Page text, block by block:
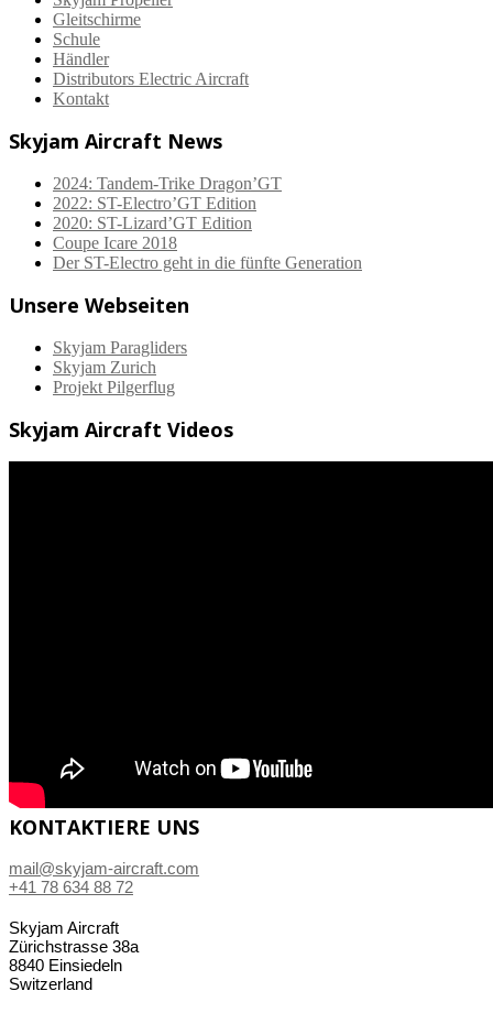
Gleitschirme
Schule
Händler
Distributors Electric Aircraft
Kontakt
Skyjam Aircraft News
2024: Tandem-Trike Dragon’GT
2022: ST-Electro’GT Edition
2020: ST-Lizard’GT Edition
Coupe Icare 2018
Der ST-Electro geht in die fünfte Generation
Unsere Webseiten
Skyjam Paragliders
Skyjam Zurich
Projekt Pilgerflug
Skyjam Aircraft Videos
KONTAKTIERE UNS
mail@skyjam-aircraft.com
+41 78 634 88 72
Skyjam Aircraft
Zürichstrasse 38a
8840 Einsiedeln
Switzerland